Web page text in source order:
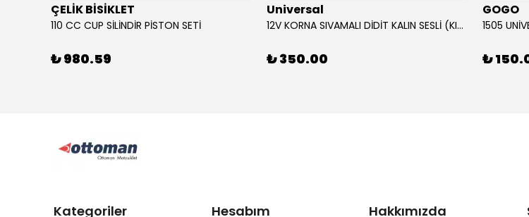
ÇELİK BİSİKLET
110 CC CUP SİLİNDİR PİSTON SETİ
₺ 980.59
Universal
12V KORNA SIVAMALI DİDİT KALIN SESLİ (KIRMIZI)
₺ 350.00
GOGO
1505
₺
Kategoriler Hesabım Hakkımızda